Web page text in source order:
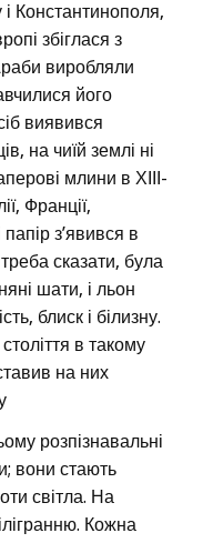
і Константинополя,
збіглася з
виробляли
його
виявився
на чиїй землі ні
млини в ХІІІ-
Франції,
з’явився в
треба сказати, була
шати, і льон
блиск і білизну.
в такому
на них
розпізнавальні
вони стають
світла. На
Кожна